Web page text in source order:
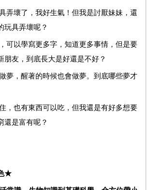
弄壞了，我好生氣！但我是討厭妹妹，還
玩具弄壞呢？
可以學寫更多字，知道更多事情，但是要
朋友，到底長大是好還是不好？
夢，醒著的時候也會做夢。到底哪些夢才
，也有東西可以吃，但我還是有好多想要
還是富有呢？
★